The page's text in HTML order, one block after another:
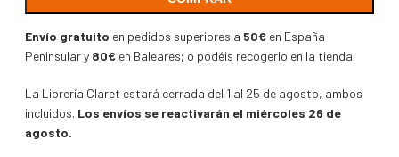
Envío gratuito en pedidos superiores a 50€ en España
Peninsular y 80€ en Baleares; o podéis recogerlo en la tienda.
La Librería Claret estará cerrada del 1 al 25 de agosto, ambos
incluidos. Los envíos se reactivarán el miércoles 26 de
agosto.